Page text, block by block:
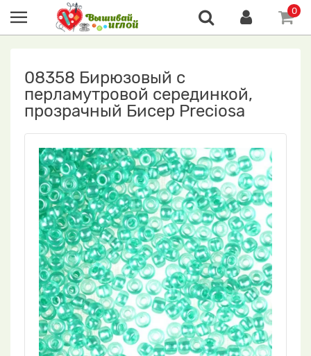
0
08358 Бирюзовый с
перламутровой серединкой,
прозрачный Бисер Preciosa